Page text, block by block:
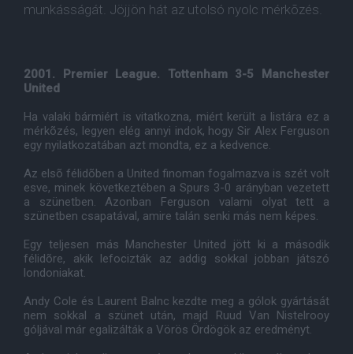
munkásságát. Jöjjön hát az utolsó nyolc mérkõzés.
2001. Premier League. Tottenham 3-5 Manchester
United
Ha valaki bármiért is vitatkozna, miért került a listára ez a
mérkõzés, legyen elég annyi indok, hogy Sir Alex Ferguson
egy nyilatkozatában azt mondta, ez a kedvence.
Az elsõ félidõben a United finoman fogalmazva is szét volt
esve, minek következtében a Spurs 3-0 arányban vezetett
a szünetben. Azonban Ferguson valami olyat tett a
szünetben csapatával, amire talán senki más nem képes.
Egy teljesen más Manchester United jött ki a második
félidõre, akik lefocizták az addig sokkal jobban játszó
londoniakat.
Andy Cole és Laurent Balnc kezdte meg a gólok gyártását
nem sokkal a szünet után, majd Ruud Van Nistelrooy
góljával már egalizálták a Vörös Ördögök az eredményt.